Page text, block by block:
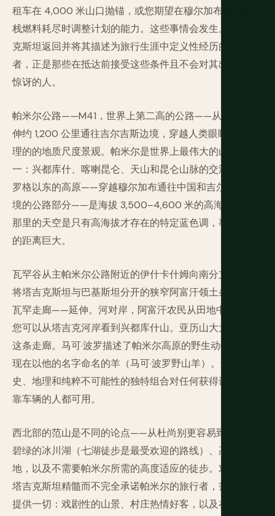
租车在 4,000 米山口抛锚，或您期望在穆尔加布找到的客
栈燃料耗尽时调整计划的能力。这些事情会发生。从塔吉
克斯坦返回并将其描述为旅行生涯中定义性经历的旅行
者，正是那些在抵达前接受这些条件且不会对其出现感到
惊讶的人。
帕米尔公路——M41，世界上第二高的公路——从杜尚别延
伸约 1,200 公里通往吉尔吉斯边境，穿越人类眼睛难以处
理的的地质尺度景观。帕米尔是世界上最伟大的山系之
一：兴都库什、喀喇昆仑、天山和昆仑山脉的交汇处。霍
罗格以东的高原——穿越穆尔加布通往中国和吉尔吉斯边
境的公路部分——是海拔 3,500–4,600 米的高海拔沙漠，
那里的天空是只有高海拔才存在的特定蓝色调，事物之间
的距离巨大。
瓦罕谷从主帕米尔公路附近的伊什卡什姆向南分支，沿着
将塔吉克斯坦与巴基斯坦分开的狭窄阿富汗领土条带——
瓦罕走廊——延伸。河对岸，阿富汗农民从田地中挥手。
您可以从塔吉克河岸看到兴都库什山。亚历山大大帝通过
这条走廊。马可·波罗描述了帕米尔高原的野生动物，包括
现在以他的名字命名的羊（马可·波罗野山羊）。这种历
史、地理和纯粹不可能性的独特组合对任何获得许可和可
靠车辆的人都可用。
西北部的范山是不同的论点——从杜尚别更容易到达，有
碧绿的冰川湖（七湖徒步是最受欢迎的路线）、高山谷
地，以及不需要帕米尔所需的高度适应的徒步。对于想要
塔吉克斯坦精髓而不完全承诺帕米尔的旅行者，范山几乎
提供一切：戏剧性的山景、村庄热情好客，以及在其他中